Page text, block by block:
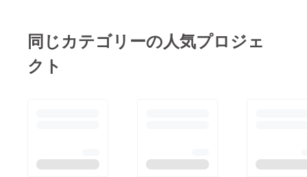
同じカテゴリーの人気プロジェ
クト